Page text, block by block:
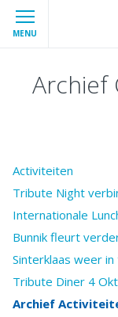
MENU
Archief
Activiteiten
Tribute Night
Internationale
Bunnik fleurt
Sinterklaas weer
Tribute Diner 4
Archief